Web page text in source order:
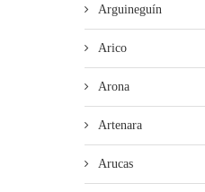
Arguineguín
Arico
Arona
Artenara
Arucas